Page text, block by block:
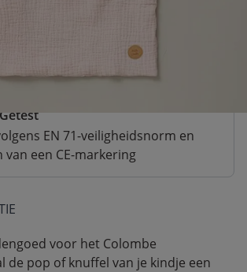
met verschillende
EN 71-veiligheidsnorm en
van een CE-markering
voor het Colombe
de pop of knuffel van je kindje een